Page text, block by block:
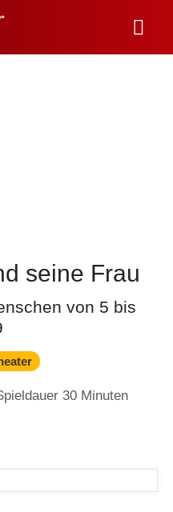
seine Frau
von 5 bis
30 Minuten